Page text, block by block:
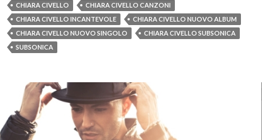
CHIARA CIVELLO
CHIARA CIVELLO CANZONI
CHIARA CIVELLO INCANTEVOLE
CHIARA CIVELLO NUOVO ALBUM
CHIARA CIVELLO NUOVO SINGOLO
CHIARA CIVELLO SUBSONICA
SUBSONICA